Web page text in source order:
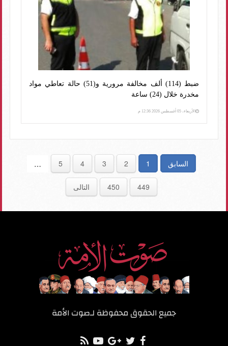
ضبط (114) ألف مخالفة مرورية و(51) حالة تعاطي مواد
مخدرة خلال (24) ساعة
الأربعاء، 05 أغسطس 2026 12:36 م
السابق 1
2
3
4
5
…
449
450 التالى
جميع الحقوق محفوظة لـصوت الأمة